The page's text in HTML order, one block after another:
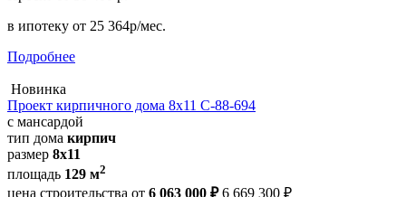
в ипотеку от 25 364р/мес.
Подробнее
Новинка
Проект кирпичного дома 8х11 С-88-694
с мансардой
тип дома кирпич
размер 8x11
площадь 129 м2
цена строительства от 6 063 000 ₽ 6 669 300 ₽